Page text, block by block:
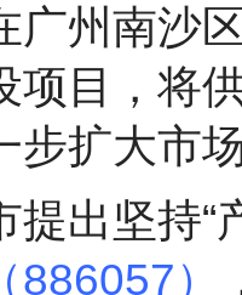
广州南沙
项目，将
步扩大市
提出坚持“
）